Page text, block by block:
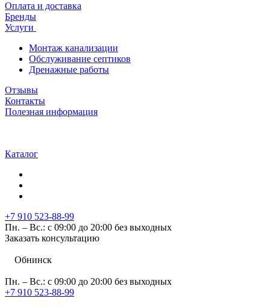
Оплата и доставка
Бренды
Услуги
Монтаж канализации
Обслуживание септиков
Дренажные работы
Отзывы
Контакты
Полезная информация
Каталог
+7 910 523-88-99
Пн. – Вс.: с 09:00 до 20:00 без выходных
Заказать консультацию
Обнинск
Пн. – Вс.: с 09:00 до 20:00 без выходных
+7 910 523-88-99